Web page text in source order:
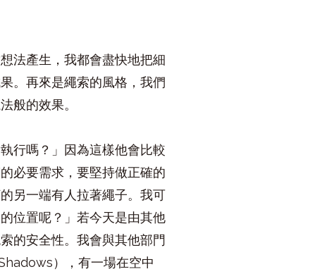
法產生，我都會盡快地把細
。再來是繩索的風格，我們
般的效果。
行嗎？」因為這樣他會比較
必要需求，要堅持做正確的
另一端有人拉著繩子。我可
位置呢？」若今天是由其他
的安全性。我會與其他部門
），有一場在空中